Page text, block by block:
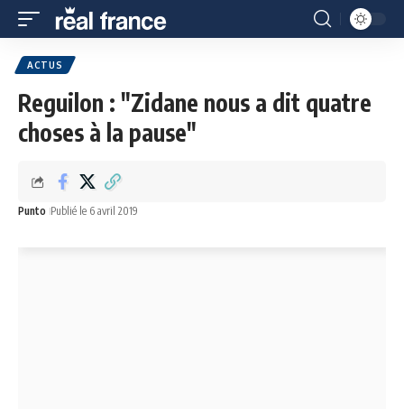
ACTUS
Reguilon : "Zidane nous a dit quatre
choses à la pause"
Punto Publié le 6 avril 2019